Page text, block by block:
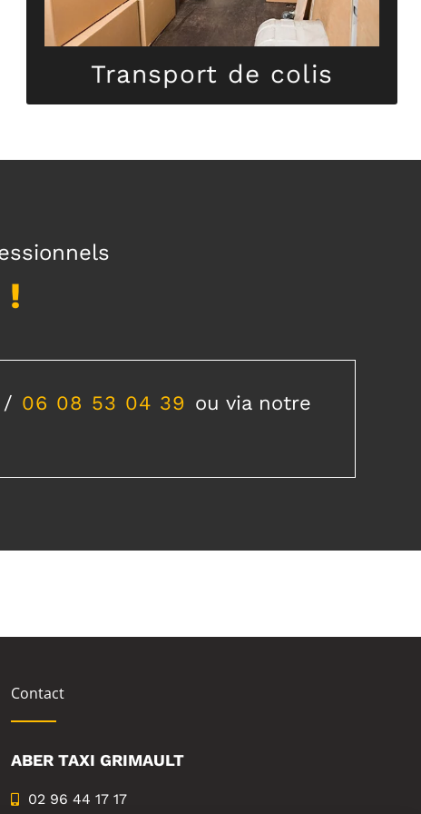
Transport de colis
Transport de colis
!
/ 06 08 53 04 39 ou via notre
Contact
ABER TAXI GRIMAULT
02 96 44 17 17